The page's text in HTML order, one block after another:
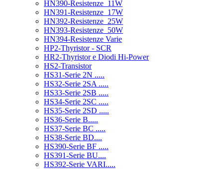
HN390-Resistenze_11W
HN391-Resistenze_17W
HN392-Resistenze_25W
HN393-Resistenze_50W
HN394-Resistenze Varie
HP2-Thyristor - SCR
HR2-Thyristor e Diodi Hi-Power
HS2-Transistor
HS31-Serie 2N .....
HS32-Serie 2SA .....
HS33-Serie 2SB .....
HS34-Serie 2SC .....
HS35-Serie 2SD .....
HS36-Serie B.....
HS37-Serie BC .....
HS38-Serie BD....
HS390-Serie BF .....
HS391-Serie BU....
HS392-Serie VARI.....